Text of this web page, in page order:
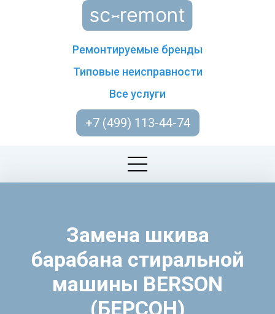
Ремонтируемые бренды
Типовые неисправности
Все услуги
+7 (499) 113-44-74
Замена шкива
барабана стиральной
машины BERSON
(БЕРСОН)